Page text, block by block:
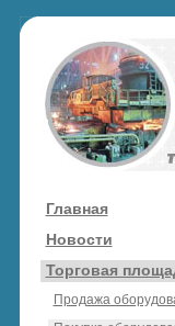
Главная
Новости
Торговая
Продажа